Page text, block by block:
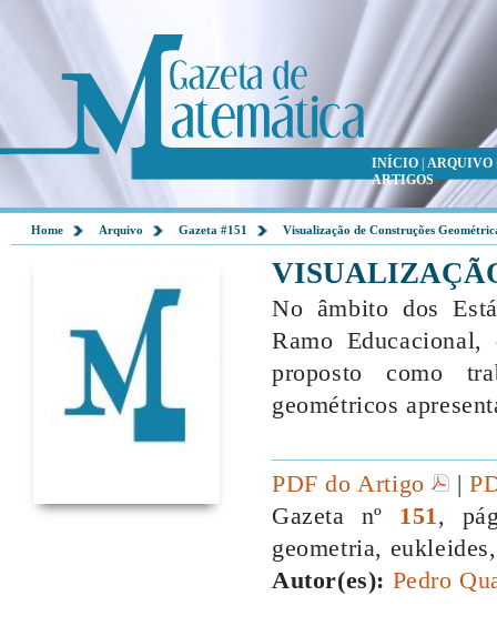
INÍCIO ARQUIVO
ARTIGOS
Home Arquivo Gazeta #151 Visualização de Construções
No âmbito dos
Ramo
proposto como
geométricos
PDF do Artigo |
Gazeta nº 151,
geometria,
Autor(es): Pedro